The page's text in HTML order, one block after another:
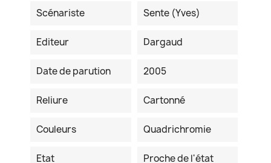
Scénariste Sente (Yves)
Editeur Dargaud
Date de parution 2005
Reliure Cartonné
Couleurs Quadrichromie
Etat
Proche de l'état